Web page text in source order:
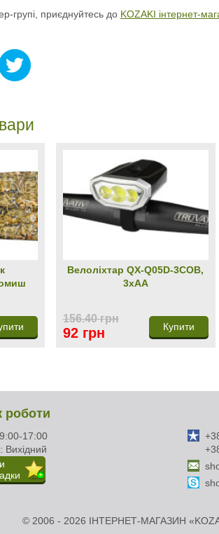
групі, приєднуйтесь до KOZAKI інтернет-
Велоліхтар QX-Q05D-3COB,
3xAA
156.40 грн
92 грн Купити
роботи
17:00
© 2006 - 2026 ІНТЕРНЕТ-МАГАЗИН